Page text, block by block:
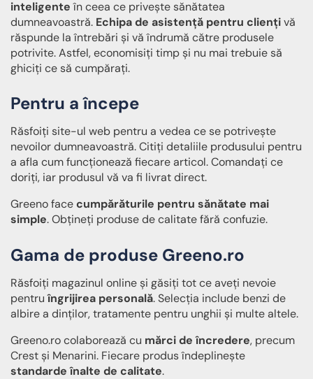
inteligenteîn ceea ce privește sănătatea
dumneavoastră. Echipa de asistență pentru cliențivă
răspunde la întrebări și vă îndrumă către produsele
potrivite. Astfel, economisiți timp și nu mai trebuie să
ghiciți ce să cumpărați.
Pentru a începe
Răsfoiți site-ul web pentru a vedea ce se potrivește
nevoilor dumneavoastră. Citiți detaliile produsului pentru
a afla cum funcționează fiecare articol. Comandați ce
doriți, iar produsul vă va fi livrat direct.
Greeno facecumpărăturile pentru sănătate mai
simple. Obțineți produse de calitate fără confuzie.
Gama de produse Greeno.ro
Răsfoiți magazinul online și găsiți tot ce aveți nevoie
pentruîngrijirea personală. Selecția include benzi de
albire a dinților, tratamente pentru unghii și multe altele.
Greeno.ro colaborează cu mărci de încredere, precum
Crest și Menarini. Fiecare produs îndeplinește
standarde înalte de calitate.